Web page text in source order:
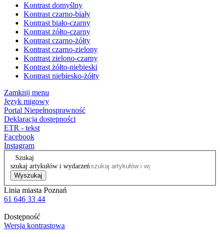
Kontrast domyślny
Kontrast czarno-biały
Kontrast biało-czarny
Kontrast żółto-czarny
Kontrast czarno-żółty
Kontrast czarno-zielony
Kontrast zielono-czarny
Kontrast żółto-niebieski
Kontrast niebiesko-żółty
Zamknij menu
Język migowy
Portal Niepełnosprawność
Deklaracja dostępności
ETR - tekst
Facebook
Instagram
Szukaj
szukaj artykułów i wydarzeń
Wyszukaj
Linia miasta Poznań
61 646 33 44
Dostępność
Wersja kontrastowa